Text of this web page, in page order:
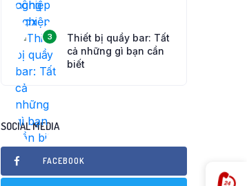
3
Thiết bị quầy bar: Tất
cả những gì bạn cần
biết
SOCIAL MEDIA
FACEBOOK